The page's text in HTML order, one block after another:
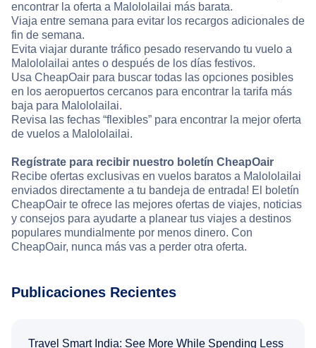
encontrar la oferta a Malololailai más barata.
Viaja entre semana para evitar los recargos adicionales de
fin de semana.
Evita viajar durante tráfico pesado reservando tu vuelo a
Malololailai antes o después de los días festivos.
Usa CheapOair para buscar todas las opciones posibles
en los aeropuertos cercanos para encontrar la tarifa más
baja para Malololailai.
Revisa las fechas “flexibles” para encontrar la mejor oferta
de vuelos a Malololailai.
Regístrate para recibir nuestro boletín CheapOair
Recibe ofertas exclusivas en vuelos baratos a Malololailai
enviados directamente a tu bandeja de entrada! El boletín
CheapOair te ofrece las mejores ofertas de viajes, noticias
y consejos para ayudarte a planear tus viajes a destinos
populares mundialmente por menos dinero. Con
CheapOair, nunca más vas a perder otra oferta.
Publicaciones Recientes
Travel Smart India: See More While Spending Less